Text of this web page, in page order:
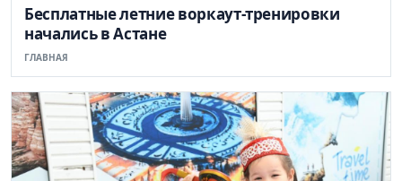
Бесплатные летние воркаут-тренировки
начались в Астане
ГЛАВНАЯ